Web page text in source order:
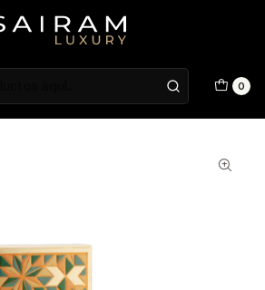
0
en Guardia Vieja 202, Local 1
Fragancias Unisex
UNISEX EXTRAIT DE PARFUM 100